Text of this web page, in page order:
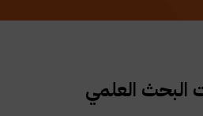
العلمي